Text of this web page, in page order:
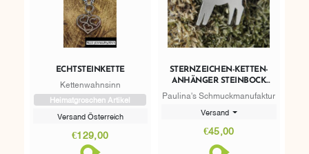
ECHTSTEINKETTE
Kettenwahnsinn
Heimatgroschen Artikel
Versand Österreich
€129,00
STERNZEICHEN-KETTEN-
ANHÄNGER STEINBOCK
SILBER
Paulina's Schmuckmanufaktur
Versand
€45,00